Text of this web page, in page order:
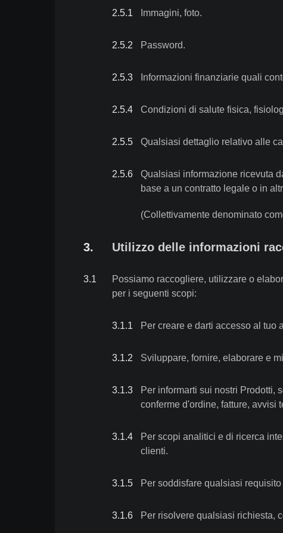
2.5.1 Immagini, foto.
2.5.2 Password.
2.5.3 Informazioni finanziarie quali
2.5.4 Condizioni di salute fisica,
2.5.5 Qualsiasi dettaglio relativo alle
2.5.6
Qualsiasi informazione ricevuta
base a un contratto legale o in
(Collettivamente denominato
3. Utilizzo delle informazioni
3.1
Possiamo raccogliere, utilizzare o
per i seguenti scopi:
3.1.1 Per creare e darti accesso al tuo
3.1.2 Sviluppare, fornire, elaborare e
3.1.3
Per informarti sui nostri Prodotti,
conferme d'ordine, fatture, avvisi
3.1.4
Per scopi analitici e di ricerca
clienti.
3.1.5 Per soddisfare qualsiasi
3.1.6 Per risolvere qualsiasi richiesta,